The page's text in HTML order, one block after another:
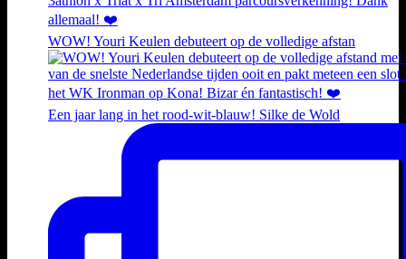
WOW! Youri Keulen debuteert op de volledige afstan
Een jaar lang in het rood-wit-blauw! Silke de Wold